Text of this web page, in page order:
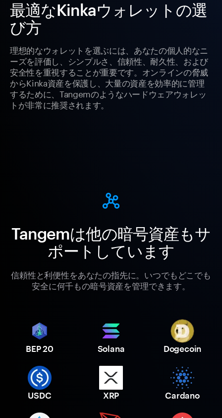
最適なKinkaウォレットの選
び方
理想的なウォレットを選ぶには、あなたの個人的なニ
ーズを評価し、シンプルさ、信頼性、耐久性、および
安全性を重視することが重要です。オンラインの脅威
からKinka資産を保護し、大量の資産を効率的に管理
するために、Tangemのようなハードウェアウォレッ
トが非常に推奨されます。
Tangemは他の暗号資産もサ
ポートしています
信頼性と利便性をあなたの指先に。いつでもどこでも
安全に何千もの暗号資産を管理できます。
BEP 20 Solana Dogecoin
USDC XRP Cardano